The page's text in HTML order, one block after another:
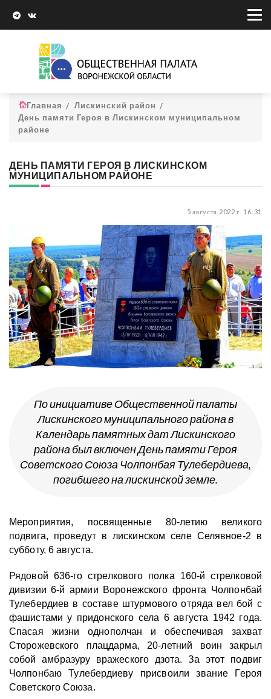
Главная
Лискинский район
День памяти Героя в Лискинском муниципальном
районе
ДЕНЬ ПАМЯТИ ГЕРОЯ В ЛИСКИНСКОМ
МУНИЦИПАЛЬНОМ РАЙОНЕ
5 августа 2022 г. 16:31
По инициативе Общественной палаты
Лискинского муниципального района в
Календарь памятных дат Лискинского
района был включен День памяти Героя
Советского Союза Чолпонбая Тулебердиева,
погибшего на лискинской земле.
Мероприятия, посвященные 80-летию великого
подвига, проведут в лискинском селе Селявное-2 в
субботу, 6 августа.
Рядовой 636-го стрелкового полка 160-й стрелковой
дивизии 6-й армии Воронежского фронта Чолпонбай
Тулебердиев в составе штурмового отряда вел бой с
фашистами у придонского села 6 августа 1942 года.
Спасая жизни однополчан и обеспечивая захват
Сторожевского плацдарма, 20-летний воин закрыл
собой амбразуру вражеского дзота. За этот подвиг
Чолпонбаю Тулебердиеву присвоили звание Героя
Советского Союза.